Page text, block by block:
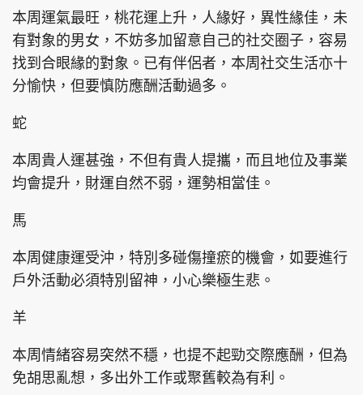
PCM 電腦廣場 星島頭條 星島日報
關於我們 使用條款
本周運氣最旺，桃花運上升，人緣好，異性緣佳，未
有對象的男女，不妨多加留意自己的社交圈子，容易
找到合眼緣的對象。已有伴侶者，本周社交生活亦十
分愉快，但要慎防應酬活動過多。
蛇
本周貴人運甚強，不但有貴人提攜，而且地位及事業
均會提升，財運自然不弱，運勢相當佳。
馬
本周健康運受沖，特別多碰傷撞瘀的機會，如要進行
戶外活動必須特別留神，小心樂極生悲。
羊
本周情緒容易突然不穩，也提不起勁交際應酬，但為
免胡思亂想，多出外工作或聚舊較為有利。